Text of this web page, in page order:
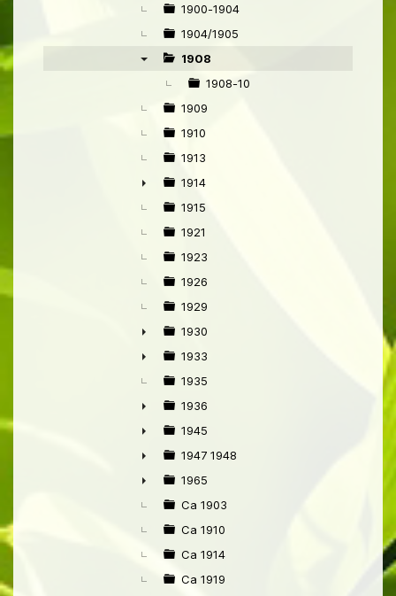
1900-1904
1904/1905
1908
1908-10
1909
1910
1913
►
1914
1915
1921
1923
1926
1929
►
1930
►
1933
1935
►
1936
►
1945
►
1947 1948
►
1965
Ca 1903
Ca 1910
Ca 1914
Ca 1919